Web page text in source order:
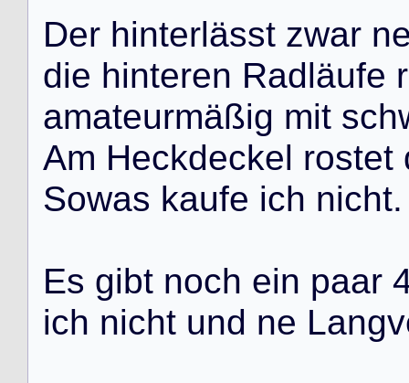
Der hinterlässt zwar n
die hinteren Radläufe r
amateurmäßig mit sch
Am Heckdeckel rostet
Sowas kaufe ich nicht.
Es gibt noch ein paar
ich nicht und ne Langv